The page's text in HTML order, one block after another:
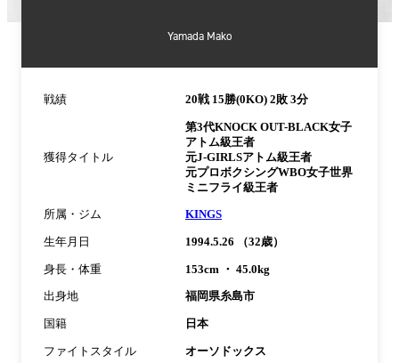
Yamada Mako
戦績 20戦 15勝(0KO) 2敗 3分
獲得タイトル
第3代KNOCK OUT-BLACK女子
アトム級王者
元J-GIRLSアトム級王者
元プロボクシングWBO女子世界
ミニフライ級王者
所属・ジム KINGS
生年月日 1994.5.26 （32歳）
身長・体重 153cm ・ 45.0kg
出身地 福岡県糸島市
国籍 日本
ファイトスタイル オーソドックス